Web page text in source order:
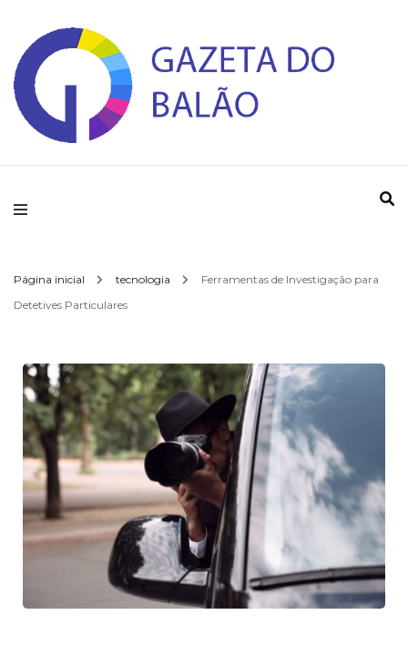
Gazeta do Balao
Página inicial tecnologia
Ferramentas de Investigação para
Detetives Particulares